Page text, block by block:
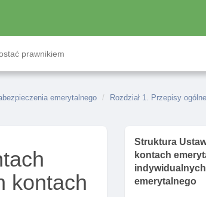
prawnikiem
emerytalnego
Rozdział 1. Przepisy ogólne
kontach
Struktura
kontach
emerytalnego
gromadzenie
Art. 9.
lub ikze
Art. 10.